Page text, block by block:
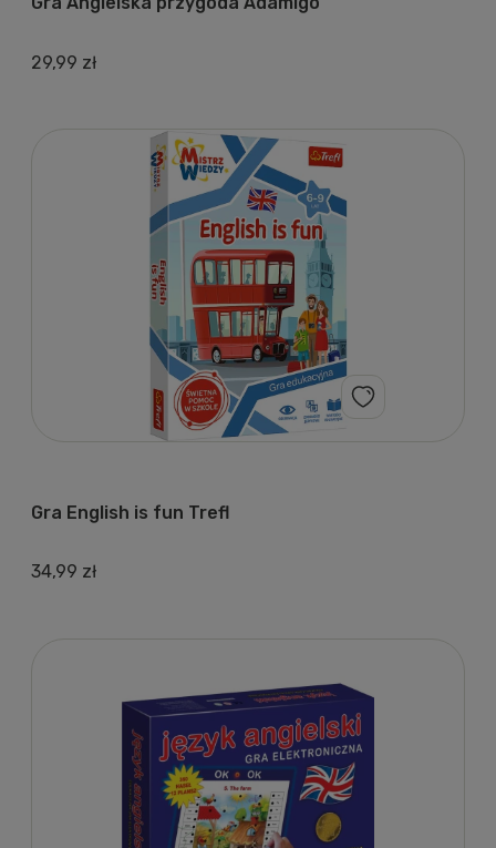
29,99 zł
Gra English is fun Trefl
34,99 zł